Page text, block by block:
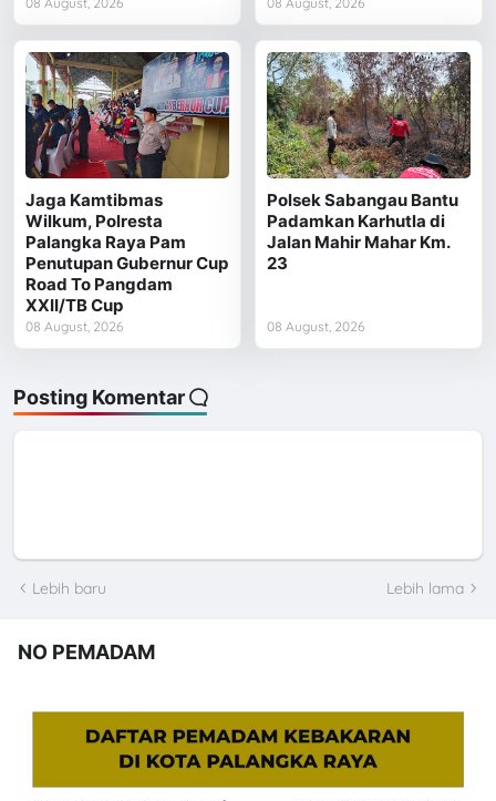
Jaga Kamtibmas
Wilkum, Polresta
Palangka Raya Pam
Penutupan Gubernur Cup
Road To Pangdam
XXII/TB Cup
08 August, 2026
Polsek Sabangau Bantu
Padamkan Karhutla di
Jalan Mahir Mahar Km.
23
08 August, 2026
Posting Komentar
Lebih baru Lebih lama
NO PEMADAM